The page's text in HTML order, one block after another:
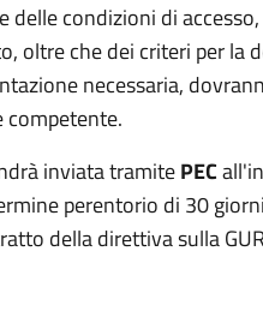
condizioni di
oltre che dei criteri per la
necessaria,
competente.
inviata tramitePEC
perentorio di 30
della direttiva sulla